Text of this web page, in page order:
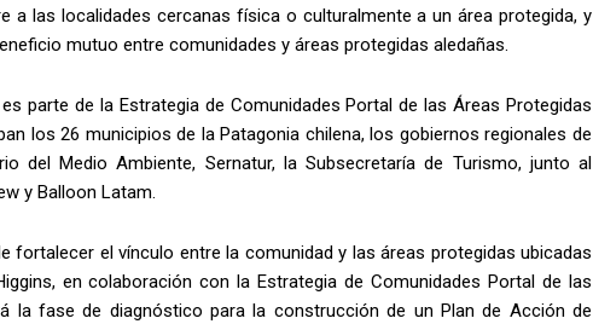
a las localidades cercanas física o culturalmente a un área protegida, y
mutuo entre comunidades y áreas protegidas aledañas.
parte de la Estrategia de Comunidades Portal de las Áreas Protegidas
los 26 municipios de la Patagonia chilena, los gobiernos regionales de
del Medio Ambiente, Sernatur, la Subsecretaría de Turismo, junto al
y Balloon Latam.
fortalecer el vínculo entre la comunidad y las áreas protegidas ubicadas
en colaboración con la Estrategia de Comunidades Portal de las
la fase de diagnóstico para la construcción de un Plan de Acción de